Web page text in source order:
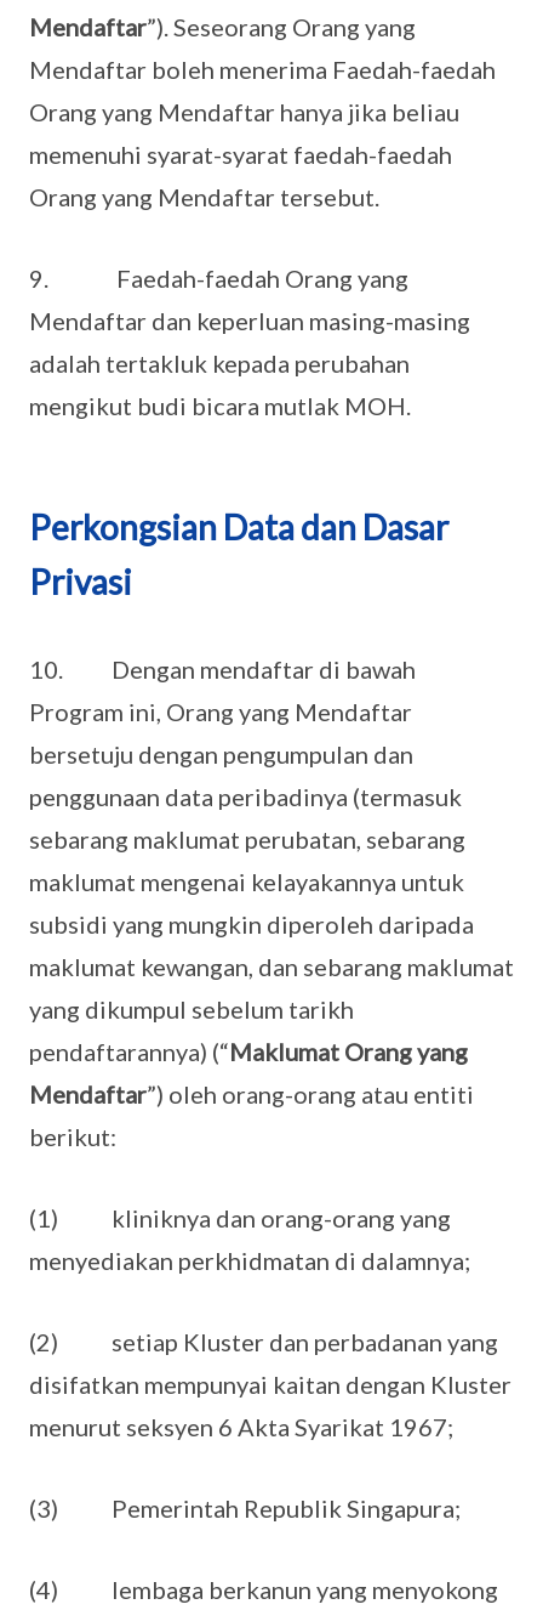
Mendaftar”). Seseorang Orang yang
Mendaftar boleh menerima Faedah-faedah
Orang yang Mendaftar hanya jika beliau
memenuhi syarat-syarat faedah-faedah
Orang yang Mendaftar tersebut.
9. Faedah-faedah Orang yang
Mendaftar dan keperluan masing-masing
adalah tertakluk kepada perubahan
mengikut budi bicara mutlak MOH.
Perkongsian Data dan Dasar
Privasi
10. Dengan mendaftar di bawah
Program ini, Orang yang Mendaftar
bersetuju dengan pengumpulan dan
penggunaan data peribadinya (termasuk
sebarang maklumat perubatan, sebarang
maklumat mengenai kelayakannya untuk
subsidi yang mungkin diperoleh daripada
maklumat kewangan, dan sebarang maklumat
yang dikumpul sebelum tarikh
pendaftarannya) (“Maklumat Orang yang
Mendaftar”) oleh orang-orang atau entiti
berikut:
(1) kliniknya dan orang-orang yang
menyediakan perkhidmatan di dalamnya;
(2) setiap Kluster dan perbadanan yang
disifatkan mempunyai kaitan dengan Kluster
menurut seksyen 6 Akta Syarikat 1967;
(3) Pemerintah Republik Singapura;
(4) lembaga berkanun yang menyokong